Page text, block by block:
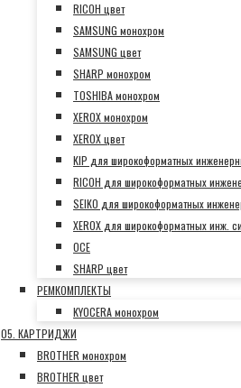
RICOH цвет
SAMSUNG монохром
SAMSUNG цвет
SHARP монохром
TOSHIBA монохром
XEROX монохром
XEROX цвет
KIP для широкоформатных
RICOH для широкоформатных
SEIKO для широкоформатных
XEROX для широкоформатных инж.
OCE
SHARP цвет
РЕМКОМПЛЕКТЫ
KYOCERA монохром
05. КАРТРИДЖИ
BROTHER монохром
BROTHER цвет